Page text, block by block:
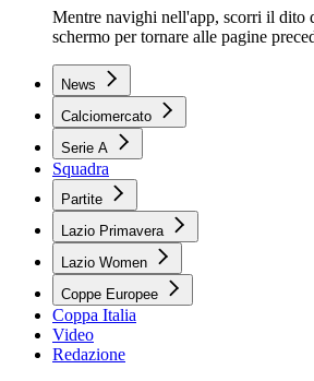
Mentre navighi nell'app, scorri il dito
schermo per tornare alle pagine
News
Calciomercato
Serie A
Squadra
Partite
Lazio Primavera
Lazio Women
Coppe Europee
Coppa Italia
Video
Redazione